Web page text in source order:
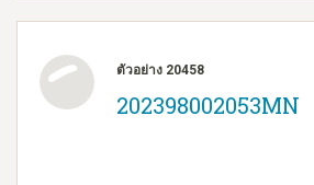
ตัวอย่าง 20458
202398002053MN